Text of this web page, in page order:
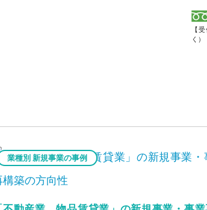
【
く）
業種別 新規事業の事例